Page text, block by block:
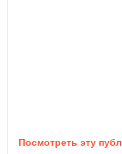
Посмотреть эту